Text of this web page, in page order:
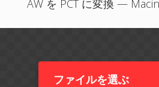
AW を PCT に変換 —
ファイルを選ぶ